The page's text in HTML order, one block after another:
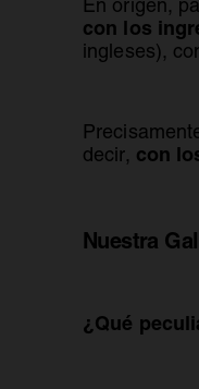
En origen,
con los
ingleses),
decir, con
Nuestra
¿Qué